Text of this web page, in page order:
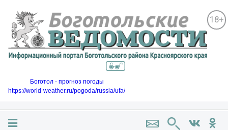
18+
Боготол - прогноз погоды
https://world-weather.ru/pogoda/russia/ufa/